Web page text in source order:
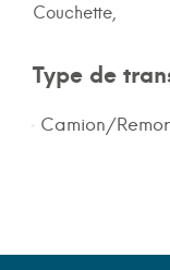
Couchette,
Type de
Camion/